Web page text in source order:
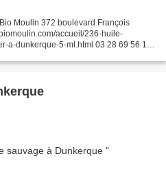
Moulin 372 boulevard François
accueil/236-huile-
a-dunkerque-5-ml.html 03 28 69 56 15